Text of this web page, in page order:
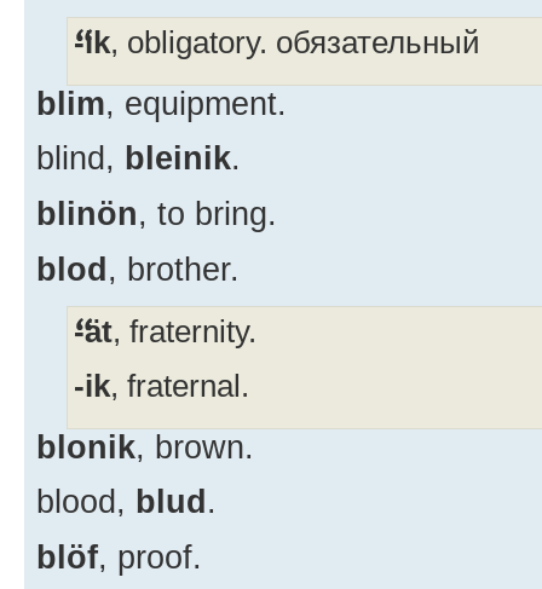
-ik, obligatory. обязательный
blim, equipment.
blind, bleinik.
blinön, to bring.
blod, brother.
-ät, fraternity.
-ik, fraternal.
blonik, brown.
blood, blud.
blöf, proof.